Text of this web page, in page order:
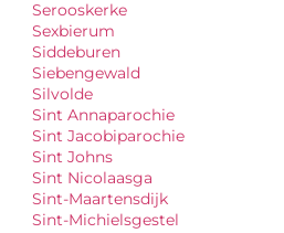
Serooskerke
Sexbierum
Siddeburen
Siebengewald
Silvolde
Sint Annaparochie
Sint Jacobiparochie
Sint Johns
Sint Nicolaasga
Sint-Maartensdijk
Sint-Michielsgestel